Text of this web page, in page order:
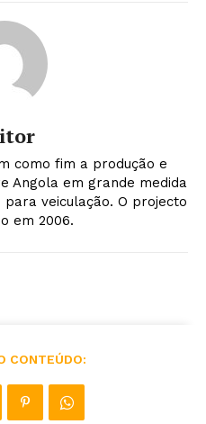
como fim a produção e
Angola em grande medida
veiculação. O projecto
em 2006.
CONTEÚDO: